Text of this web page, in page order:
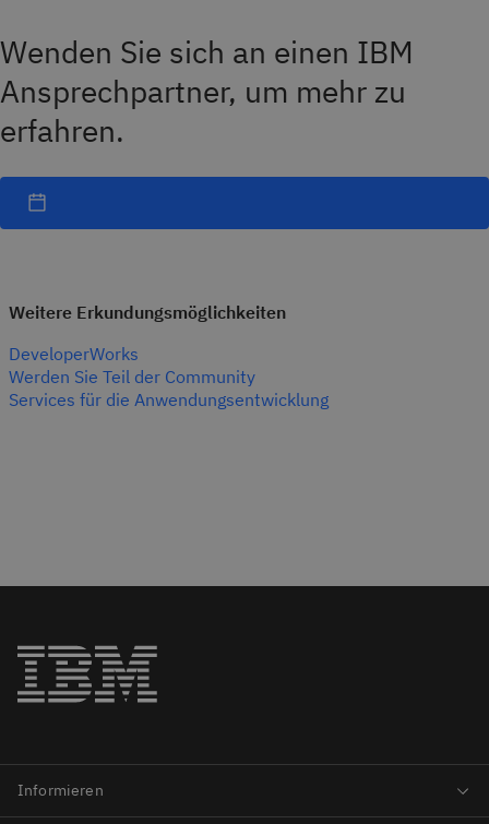
Wenden Sie sich an einen IBM
Ansprechpartner, um mehr zu
erfahren.
Weitere Erkundungsmöglichkeiten
DeveloperWorks
Werden Sie Teil der Community
Services für die Anwendungsentwicklung